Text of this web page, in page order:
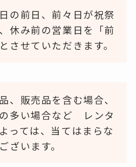
の前日、前々日が祝祭
休み前の営業日を「前
させていただきます。
、販売品を含む場合、
多い場合など レンタ
っては、当てはまらな
ざいます。